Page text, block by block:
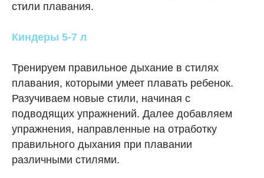
стили плавания.
Киндеры 5-7 л
Тренируем правильное дыхание в стилях
плавания, которыми умеет плавать ребенок.
Разучиваем новые стили, начиная с
подводящих упражнений. Далее добавляем
упражнения, направленные на отработку
правильного дыхания при плавании
различными стилями.